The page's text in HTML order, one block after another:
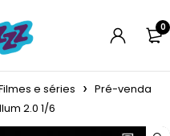
0
e séries
Pré-venda
2.0 1/6